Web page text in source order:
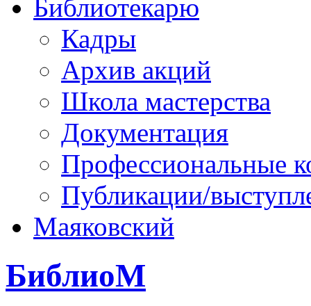
Библиотекарю
Кадры
Архив акций
Школа мастерства
Документация
Профессиональные
Публикации/
Маяковский
БиблиоМ